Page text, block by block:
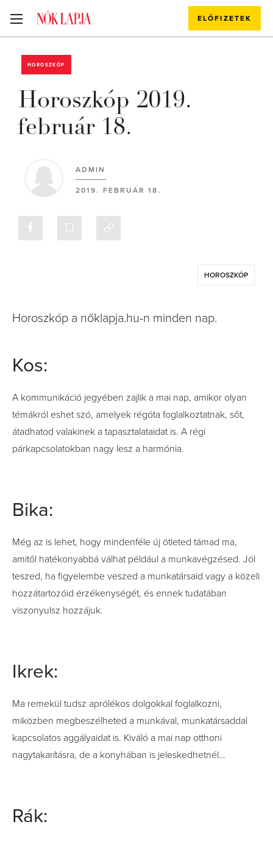
ELŐFIZETEK
HOROSZKÓP
Horoszkóp 2019.
február 18.
ADMIN
2019. FEBRUÁR 18.
HOROSZKÓP
Horoszkóp a nőklapja.hu-n minden nap.
Kos:
A kommunikáció jegyében zajlik a mai nap, amikor olyan
témákról eshet szó, amelyek régóta foglalkoztatnak, sőt,
átadhatod valakinek a tapasztalataidat is. A régi
párkapcsolatokban nagy lesz a harmónia.
Bika:
Még az is lehet, hogy mindenféle új ötleted támad ma,
amitől hatékonyabbá válhat például a munkavégzésed. Jól
teszed, ha figyelembe veszed a munkatársaid vagy a közeli
hozzátartozóid érzékenységét, és ennek tudatában
viszonyulsz hozzájuk.
Ikrek:
Ma remekül tudsz aprólékos dolgokkal foglalkozni,
miközben megbeszélheted a munkával, munkatársaddal
kapcsolatos aggályaidat is. Kiváló a mai nap otthoni
nagytakarításra, de a konyhában is jeleskedhetnél…
Rák: